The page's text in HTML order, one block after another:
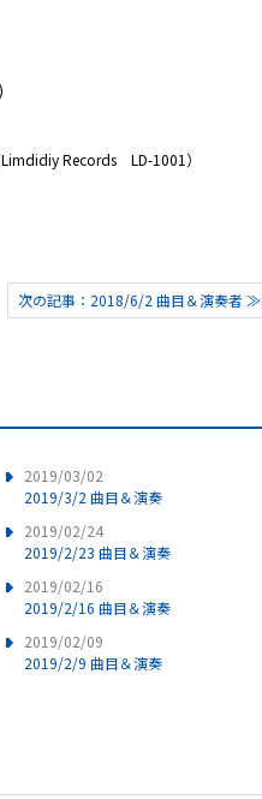
Limdidiy Records LD-1001）
次の記事：2018/6/2 曲目＆演奏者 ≫
2019/03/02
2019/3/2 曲目＆演奏
2019/02/24
2019/2/23 曲目＆演奏
2019/02/16
2019/2/16 曲目＆演奏
2019/02/09
2019/2/9 曲目＆演奏